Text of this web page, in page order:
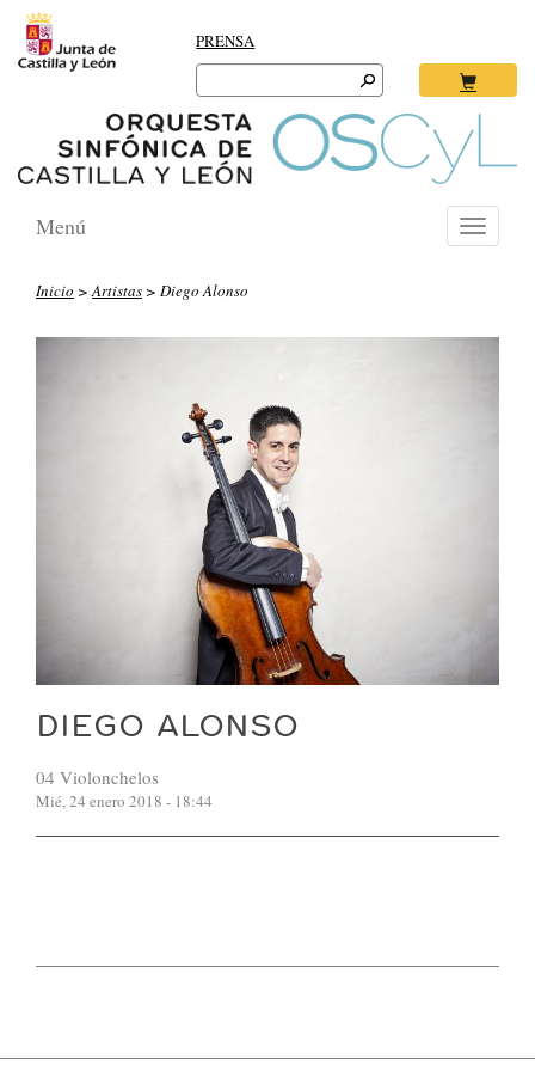
PRENSA
Search
for:
Toggle
Menú
Inicio >Artistas > Diego Alonso
DIEGO ALONSO
04 Violonchelos
Mié, 24 enero 2018 - 18:44